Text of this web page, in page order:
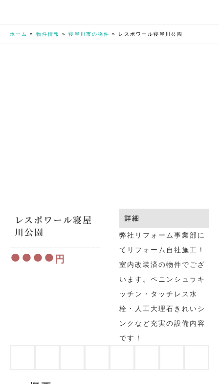
ホーム » 物件情報 » 寝屋川市の物件 » レスポワール寝屋川公園
レスポワール寝屋
川公園
●●●● 円
詳細
弊社リフォーム事業部に
てリフォーム自社施工！
室内改装済の物件でござ
います。ペニンシュラキ
ッチン・タッチレス水
栓・人工大理石きれいシ
ンクなど充実の設備内容
です！